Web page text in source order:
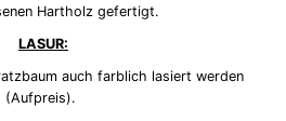
Hartholz gefertigt.
LASUR:
auch farblich lasiert werden
(Aufpreis).